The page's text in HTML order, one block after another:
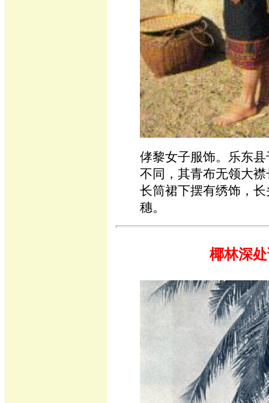
侾黎女子服饰。乐东
不同，其青布无领大
长筒裙下摆有绣饰，
穗。
椰林深